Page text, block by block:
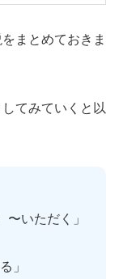
まとめておきま
てみていくと以
〜いただく」
」